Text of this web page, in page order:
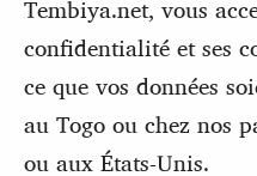
Tembiya.net, vous
confidentialité et ses
ce que vos données
au Togo ou chez nos
ou aux États-Unis.